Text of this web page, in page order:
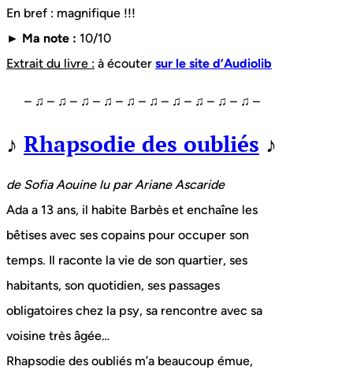
En bref : magnifique !!!
► Ma note : 10/10
Extrait du livre : à écouter sur le site d’Audiolib
– ♫ – ♫ – ♫ – ♫ – ♫ – ♫ – ♫ – ♫ – ♫ – ♫ –
♪ Rhapsodie des oubliés ♪
de Sofia Aouine lu par Ariane Ascaride
Ada a 13 ans, il habite Barbès et enchaîne les
bêtises avec ses copains pour occuper son
temps. Il raconte la vie de son quartier, ses
habitants, son quotidien, ses passages
obligatoires chez la psy, sa rencontre avec sa
voisine très âgée…
Rhapsodie des oubliés m’a beaucoup émue,